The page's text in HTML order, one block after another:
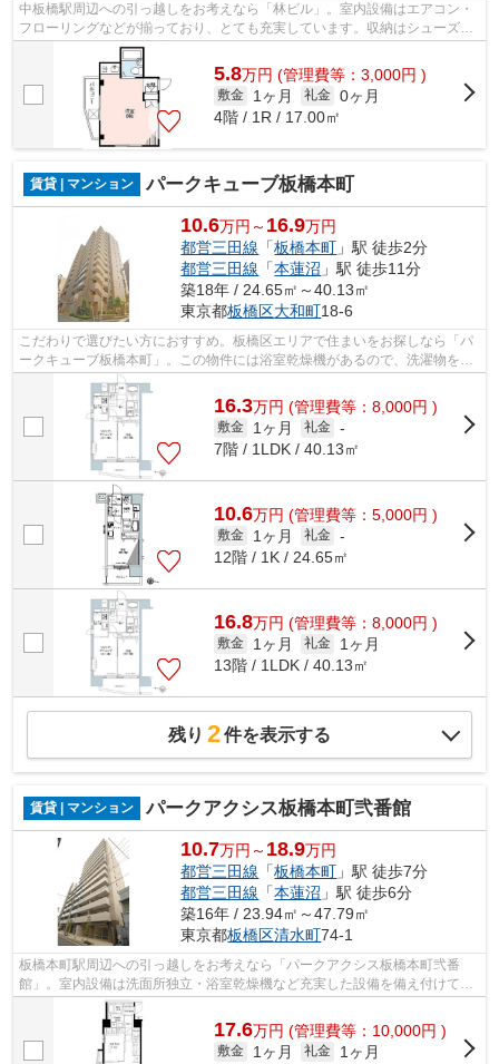
中板橋駅周辺への引っ越しをお考えなら「林ビル」。室内設備はエアコン・
フローリングなどが揃っており、とても充実しています。収納はシューズボ
ックス・クロゼットなど豊富なので、...
5.8万円 (管理費等：3,000円 )
敷金 1ヶ月 礼金 0ヶ月
4階 / 1R / 17.00㎡
賃貸 | マンション パークキューブ板橋本町
10.6万円～ 16.9万円
都営三田線 「板橋本町 」駅 徒歩2分
都営三田線 「本蓮沼 」駅 徒歩11分
築18年 / 24.65㎡～40.13㎡
東京都板橋区大和町18-6
こだわりで選びたい方におすすめ。板橋区エリアで住まいをお探しなら「パ
ークキューブ板橋本町」。この物件には浴室乾燥機があるので、洗濯物を室
内で乾かしたいけれど生乾きの臭いが...
16.3万円 (管理費等：8,000円 )
敷金 1ヶ月 礼金 -
7階 / 1LDK / 40.13㎡
10.6万円 (管理費等：5,000円 )
敷金 1ヶ月 礼金 -
12階 / 1K / 24.65㎡
16.8万円 (管理費等：8,000円 )
敷金 1ヶ月 礼金
1ヶ月
13階 / 1LDK / 40.13㎡
残り 2件を表示する
賃貸 | マンション パークアクシス板橋本町弐番館
10.7万円～ 18.9万円
都営三田線 「板橋本町 」駅 徒歩7分
都営三田線 「本蓮沼 」駅 徒歩6分
築16年 / 23.94㎡～47.79㎡
東京都板橋区清水町74-1
板橋本町駅周辺への引っ越しをお考えなら「パークアクシス板橋本町弐番
館」。室内設備は洗面所独立・浴室乾燥機など充実した設備を備え付けてい
ます。来訪者を確認してから鍵を開けら...
17.6万円 (管理費等：10,000円 )
敷金 1ヶ月 礼金
1ヶ月